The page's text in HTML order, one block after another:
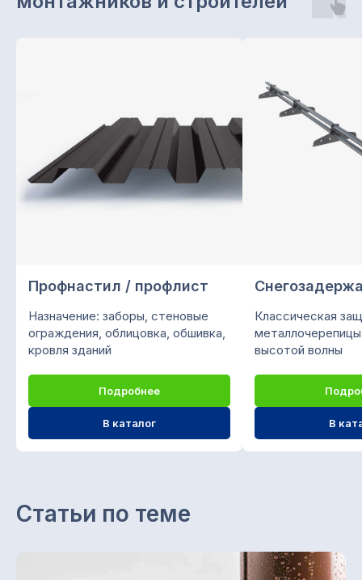
Профнастил / профлист
Назначение: заборы, стеновые
ограждения, облицовка, обшивка,
кровля зданий
Подробнее
В каталог
Классическая
высотой волны
В
Статьи по теме
Наш офис:
г. Казань, ул. Чуйкова, 1а,
офис 203
О компании «СтройМир»
Мы предлагаем кровельно-фасадные
материалы из листовой стали:
сайдинг, водосточная система,
штакетник, крепежи и саморезы,
колпаки, доборные элементы.
Доставка своим автопарком. Любая
ИНН 1657197605 / КПП 168501001